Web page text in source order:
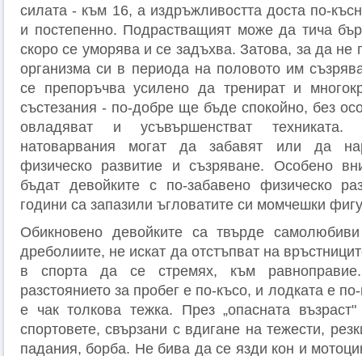
силатa - към 16, а издръжливостта доста по-
и постепенно. Подрастващият може да тича
скоро се уморява и се задъхва. Затова, за да не
организма си в периода на половото им
се препоръчва усилено да тренират и
състезания - по-добре ще бъде спо­койно, без
овладяват и усъвършенстват
натоварвания могат да забавят или да
физическо развитие и съзряване. Особено
бъдат девойките с по-забавено фи­зическо
години са запазили ъгловатите си момчешки
Обикновено девойките са твърде
дреболиите, не искат да отстъпват на
в спорта да се стремях, към
разстоянието за пробег е по-късо, и лодката е
е чак толкова тежка. През „опасната възраст"
спортовете, свързани с вдигане на тежести,
падания, борба. Не бива да се язди кон и